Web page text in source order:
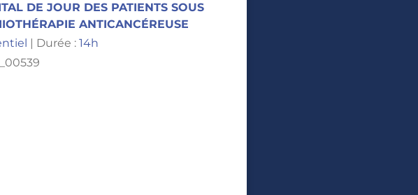
DE JOUR DES PATIENTS SOUS
ANTICANCÉREUSE
| Durée : 14h